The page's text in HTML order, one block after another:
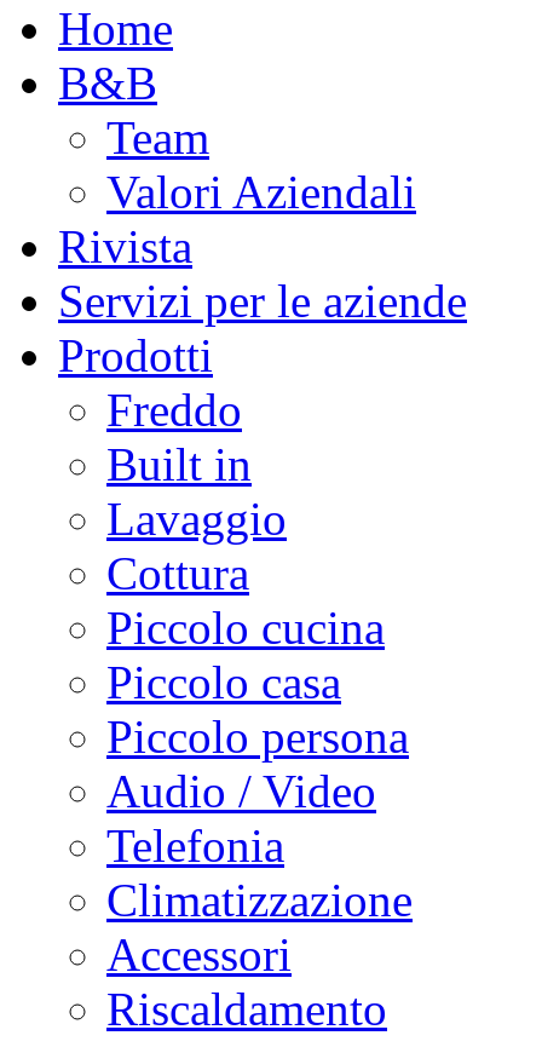
Home
B&B
Team
Valori Aziendali
Rivista
Servizi per le aziende
Prodotti
Freddo
Built in
Lavaggio
Cottura
Piccolo cucina
Piccolo casa
Piccolo persona
Audio / Video
Telefonia
Climatizzazione
Accessori
Riscaldamento